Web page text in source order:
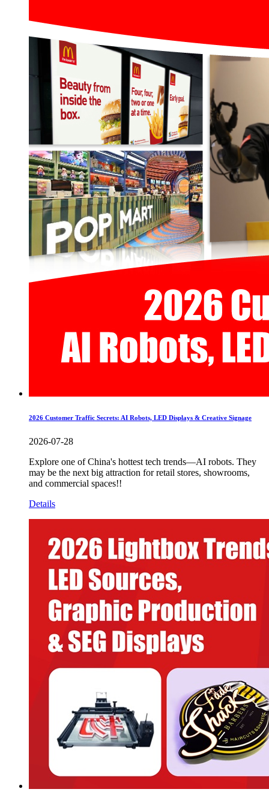
2026 Customer Traffic Secrets: AI Robots, LED Displays & Creative Signage
2026-07-28
Explore one of China's hottest tech trends—AI robots. They
may be the next big attraction for retail stores, showrooms,
and commercial spaces!!
Details